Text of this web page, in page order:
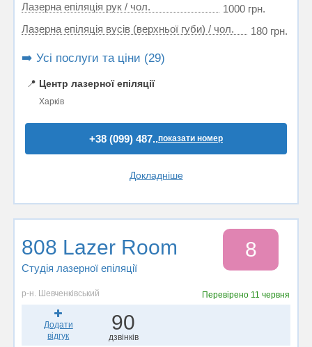
Лазерна епіляція рук / чол.
1000 грн.
Лазерна епіляція вусів (верхньої губи) / чол.
180 грн.
➡️ Усі послуги та ціни (29)
📍 Центр лазерної епіляції
Харків
+38 (099) 487..показати номер
Докладніше
808 Lazer Room
Студія лазерної епіляції
8
р-н. Шевченківський Перевірено 11 червня
Додати
відгук
90
дзвінків